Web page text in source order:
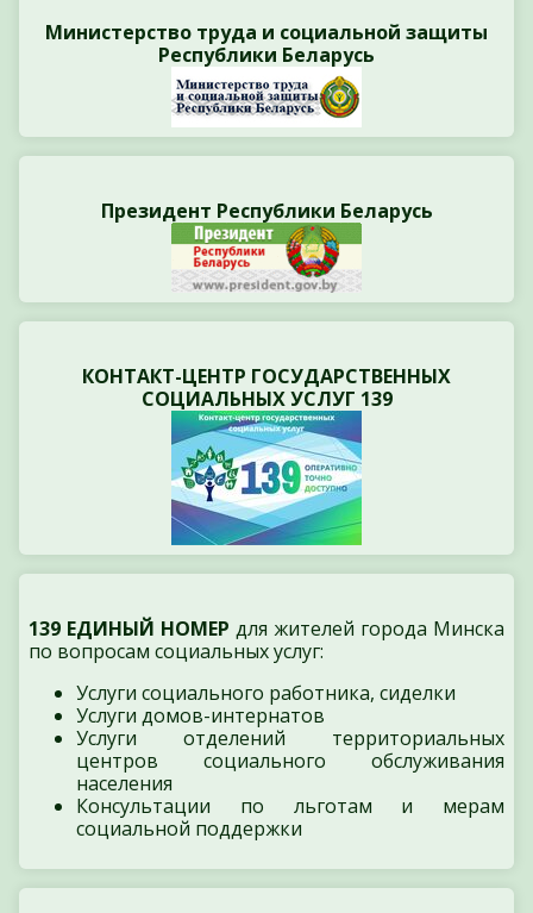
Министерство труда и социальной защиты
Республики Беларусь
Президент Республики Беларусь
КОНТАКТ-ЦЕНТР ГОСУДАРСТВЕННЫХ
СОЦИАЛЬНЫХ УСЛУГ 139
139 ЕДИНЫЙ НОМЕР для жителей города Минска
по вопросам социальных услуг:
Услуги социального работника, сиделки
Услуги домов-интернатов
Услуги отделений территориальных
центров социального обслуживания
населения
Консультации по льготам и мерам
социальной поддержки